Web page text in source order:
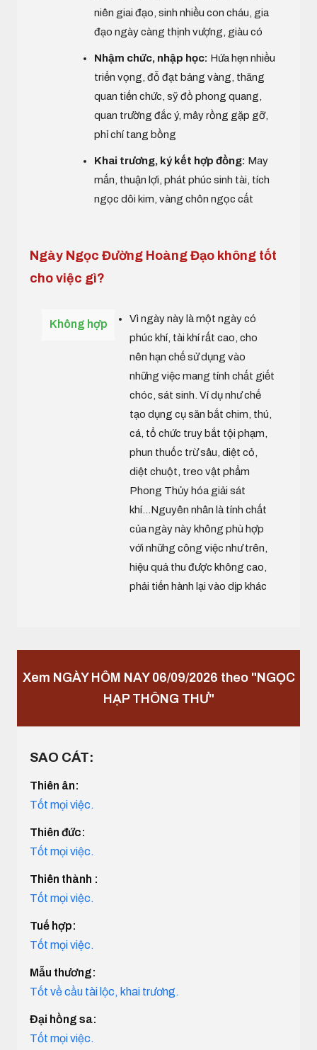
niên giai đạo, sinh nhiều con cháu, gia
đạo ngày càng thịnh vượng, giàu có
Nhậm chức, nhập học: Hứa hẹn nhiều
triển vọng, đỗ đạt bảng vàng, thăng
quan tiến chức, sỹ đồ phong quang,
quan trường đắc ý, mây rồng gặp gỡ,
phỉ chí tang bồng
Khai trương, ký kết hợp đồng: May
mắn, thuận lợi, phát phúc sinh tài, tích
ngọc dôi kim, vàng chôn ngọc cất
Ngày Ngọc Đường Hoàng Đạo không tốt
cho việc gì?
Không hợp
Vì ngày này là một ngày có
phúc khí, tài khí rất cao, cho
nên hạn chế sử dụng vào
những việc mang tính chất giết
chóc, sát sinh. Ví dụ như chế
tạo dụng cụ săn bắt chim, thú,
cá, tổ chức truy bắt tội phạm,
phun thuốc trừ sâu, diệt cỏ,
diệt chuột, treo vật phẩm
Phong Thủy hóa giải sát
khí...Nguyên nhân là tính chất
của ngày này không phù hợp
với những công việc như trên,
hiệu quả thu được không cao,
phải tiến hành lại vào dịp khác
Xem NGÀY HÔM NAY 06/09/2026 theo "NGỌC
HẠP THÔNG THƯ"
SAO CÁT:
Thiên ân:
Tốt mọi việc.
Thiên đức:
Tốt mọi việc.
Thiên thành :
Tốt mọi việc.
Tuế hợp:
Tốt mọi việc.
Mẫu thương:
Tốt về cầu tài lộc, khai trương.
Đại hồng sa:
Tốt mọi việc.